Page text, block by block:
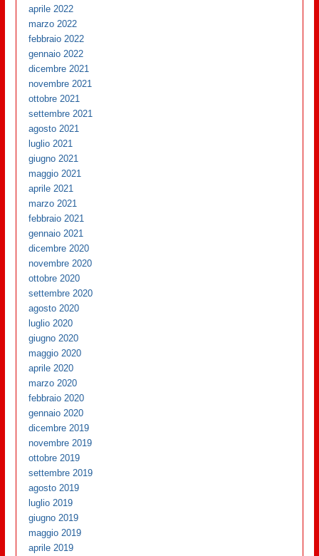
aprile 2022
marzo 2022
febbraio 2022
gennaio 2022
dicembre 2021
novembre 2021
ottobre 2021
settembre 2021
agosto 2021
luglio 2021
giugno 2021
maggio 2021
aprile 2021
marzo 2021
febbraio 2021
gennaio 2021
dicembre 2020
novembre 2020
ottobre 2020
settembre 2020
agosto 2020
luglio 2020
giugno 2020
maggio 2020
aprile 2020
marzo 2020
febbraio 2020
gennaio 2020
dicembre 2019
novembre 2019
ottobre 2019
settembre 2019
agosto 2019
luglio 2019
giugno 2019
maggio 2019
aprile 2019